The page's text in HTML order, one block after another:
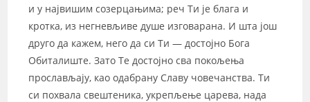
и у највишим созерцањима; реч Ти је блага и
кротка, из негневљиве душе изговарана. И шта још
друго да кажем, него да си Ти — достојно Бога
Обиталиште. Зато Те достојно сва покољења
прослављају, као одабрану Славу човечанства. Ти
си похвала свештеника, укрепљење царева, нада